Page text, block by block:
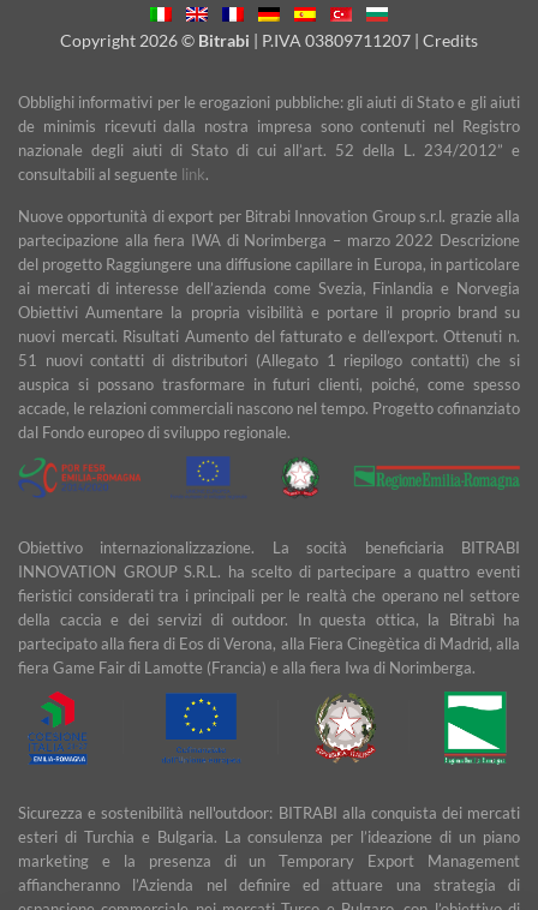
Delivery
Copyright 2026 © Bitrabi | P.IVA 03809711207 | Credits
Obblighi informativi per le erogazioni pubbliche: gli aiuti di Stato e gli aiuti
de minimis ricevuti dalla nostra impresa sono contenuti nel Registro
nazionale degli aiuti di Stato di cui all’art. 52 della L. 234/2012” e
consultabili al seguente link.
Nuove opportunità di export per Bitrabi Innovation Group s.r.l. grazie alla
partecipazione alla fiera IWA di Norimberga – marzo 2022 Descrizione
del progetto Raggiungere una diffusione capillare in Europa, in particolare
ai mercati di interesse dell’azienda come Svezia, Finlandia e Norvegia
Obiettivi Aumentare la propria visibilità e portare il proprio brand su
nuovi mercati. Risultati Aumento del fatturato e dell’export. Ottenuti n.
51 nuovi contatti di distributori (Allegato 1 riepilogo contatti) che si
auspica si possano trasformare in futuri clienti, poiché, come spesso
accade, le relazioni commerciali nascono nel tempo. Progetto cofinanziato
dal Fondo europeo di sviluppo regionale.
Obiettivo internazionalizzazione. La socità beneficiaria BITRABI
INNOVATION GROUP S.R.L. ha scelto di partecipare a quattro eventi
fieristici considerati tra i principali per le realtà che operano nel settore
della caccia e dei servizi di outdoor. In questa ottica, la Bitrabì ha
partecipato alla fiera di Eos di Verona, alla Fiera Cinegètica di Madrid, alla
fiera Game Fair di Lamotte (Francia) e alla fiera Iwa di Norimberga.
Sicurezza e sostenibilità nell'outdoor: BITRABI alla conquista dei mercati
esteri di Turchia e Bulgaria. La consulenza per l’ideazione di un piano
marketing e la presenza di un Temporary Export Management
affiancheranno l’Azienda nel definire ed attuare una strategia di